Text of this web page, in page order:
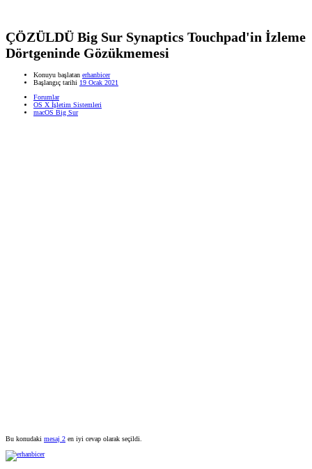
ÇÖZÜLDÜ Big Sur Synaptics Touchpad'in İzleme
Dörtgeninde Gözükmemesi
Konuyu başlatan erhanbicer
Başlangıç tarihi 19 Ocak 2021
Forumlar
OS X İşletim Sistemleri
macOS Big Sur
Bu konudaki mesaj 2 en iyi cevap olarak seçildi.